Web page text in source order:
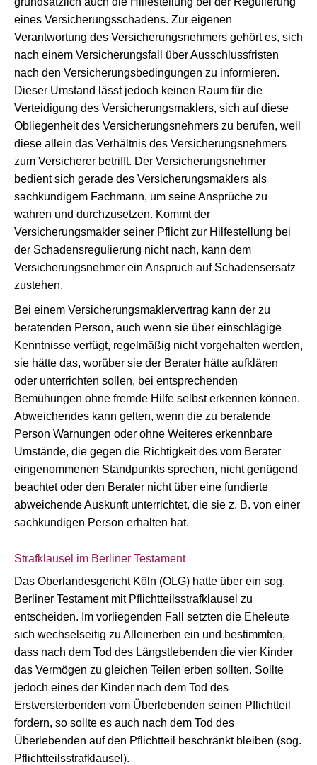
eines Versicherungsschadens. Zur eigenen
Verantwortung des Versicherungsnehmers gehört es, sich
nach einem Versicherungsfall über Ausschlussfristen
nach den Versicherungsbedingungen zu informieren.
Dieser Umstand lässt jedoch keinen Raum für die
Verteidigung des Versicherungsmaklers, sich auf diese
Obliegenheit des Versicherungsnehmers zu berufen, weil
diese allein das Verhältnis des Versicherungsnehmers
zum Versicherer betrifft. Der Versicherungsnehmer
bedient sich gerade des Versicherungsmaklers als
sachkundigem Fachmann, um seine Ansprüche zu
wahren und durchzusetzen. Kommt der
Versicherungsmakler seiner Pflicht zur Hilfestellung bei
der Schadensregulierung nicht nach, kann dem
Versicherungsnehmer ein Anspruch auf Schadensersatz
zustehen.
Bei einem Versicherungsmaklervertrag kann der zu
beratenden Person, auch wenn sie über einschlägige
Kenntnisse verfügt, regelmäßig nicht vorgehalten werden,
sie hätte das, worüber sie der Berater hätte aufklären
oder unterrichten sollen, bei entsprechenden
Bemühungen ohne fremde Hilfe selbst erkennen können.
Abweichendes kann gelten, wenn die zu beratende
Person Warnungen oder ohne Weiteres erkennbare
Umstände, die gegen die Richtigkeit des vom Berater
eingenommenen Standpunkts sprechen, nicht genügend
beachtet oder den Berater nicht über eine fundierte
abweichende Auskunft unterrichtet, die sie z. B. von einer
sachkundigen Person erhalten hat.
Strafklausel im Berliner Testament
Das Oberlandesgericht Köln (OLG) hatte über ein sog.
Berliner Testament mit Pflichtteilsstrafklausel zu
entscheiden. Im vorliegenden Fall setzten die Eheleute
sich wechselseitig zu Alleinerben ein und bestimmten,
dass nach dem Tod des Längstlebenden die vier Kinder
das Vermögen zu gleichen Teilen erben sollten. Sollte
jedoch eines der Kinder nach dem Tod des
Erstversterbenden vom Überlebenden seinen Pflichtteil
fordern, so sollte es auch nach dem Tod des
Überlebenden auf den Pflichtteil beschränkt bleiben (sog.
Pflichtteilsstrafklausel).